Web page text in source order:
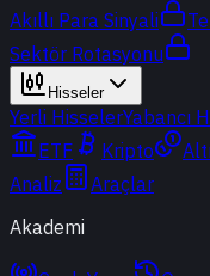
Akıllı Para Sinyali
Sektör Rotasyonu
Hisseler
Yerli HisselerYabancı
ETF
Kripto
Analiz
Araçlar
Akademi